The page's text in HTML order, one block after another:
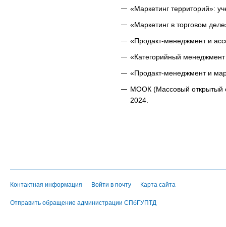
«Маркетинг территорий»:
«Маркетинг в торговом
«Продакт-менеджмент и
«Категорийный
«Продакт-менеджмент и
МООК (Массовый открытый
2024.
Контактная информация Войти в почту Карта сайта
Отправить обращение администрации СПбГУПТД